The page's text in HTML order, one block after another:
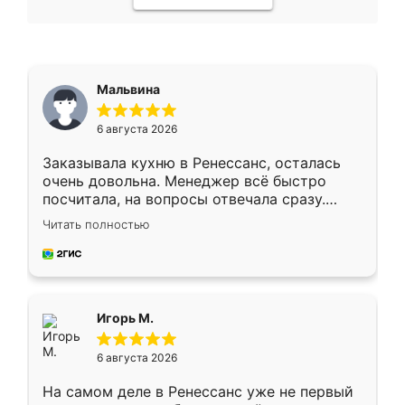
Мальвина
6 августа 2026
Заказывала кухню в Ренессанс, осталась
очень довольна. Менеджер всё быстро
посчитала, на вопросы отвечала сразу.
Замерщик приехал в субботу, подошёл к
делу со всей ответственностью. Собрали
за день, ребята работали аккуратно, даже
Читать полностью
Игорь М.
6 августа 2026
На самом деле в Ренессанс уже не первый